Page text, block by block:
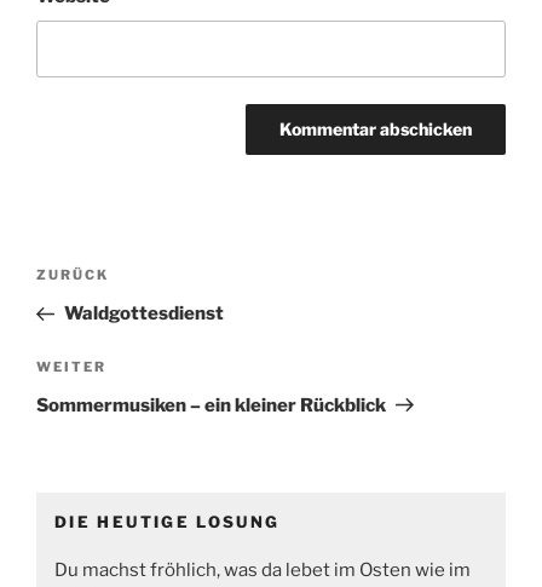
Beitragsnavigation
Vorheriger
Beitrag
ZURÜCK
Waldgottesdienst
Nächster
Beitrag
WEITER
Sommermusiken – ein kleiner Rückblick
DIE HEUTIGE LOSUNG
Du machst fröhlich, was da lebet im Osten wie im